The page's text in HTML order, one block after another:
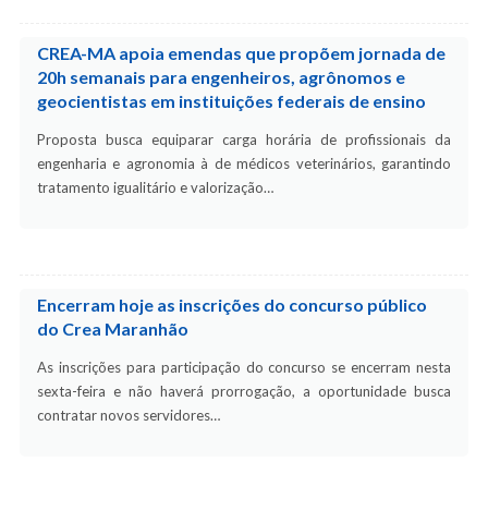
CREA-MA apoia emendas que propõem jornada de
20h semanais para engenheiros, agrônomos e
geocientistas em instituições federais de ensino
Proposta busca equiparar carga horária de profissionais da
engenharia e agronomia à de médicos veterinários, garantindo
tratamento igualitário e valorização…
Encerram hoje as inscrições do concurso público
do Crea Maranhão
As inscrições para participação do concurso se encerram nesta
sexta-feira e não haverá prorrogação, a oportunidade busca
contratar novos servidores…